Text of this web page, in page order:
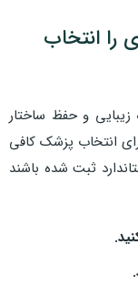
را انتخاب
زیبایی و حفظ ساختار
انتخاب پزشک کافی
ثبت شده باشند